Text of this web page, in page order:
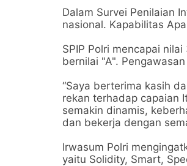
Dalam Survei Penilaian
nasional. Kapabilitas
SPIP Polri mencapai
bernilai "A".
“Saya berterima kasih
rekan terhadap capaian
semakin dinamis,
dan bekerja dengan
Irwasum Polri
yaitu Solidity, Smart,